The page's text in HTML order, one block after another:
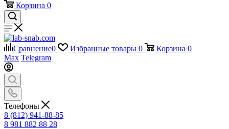
Корзина 0
Сравнение0 Избранные товары 0 Корзина 0
Max Telegram
Телефоны
8 (812) 941-88-85
8 981 882 88 28